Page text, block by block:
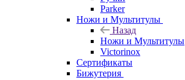
Parker
Ножи и Мультитулы
Назад
Ножи и Мультитулы
Victorinox
Сертификаты
Бижутерия